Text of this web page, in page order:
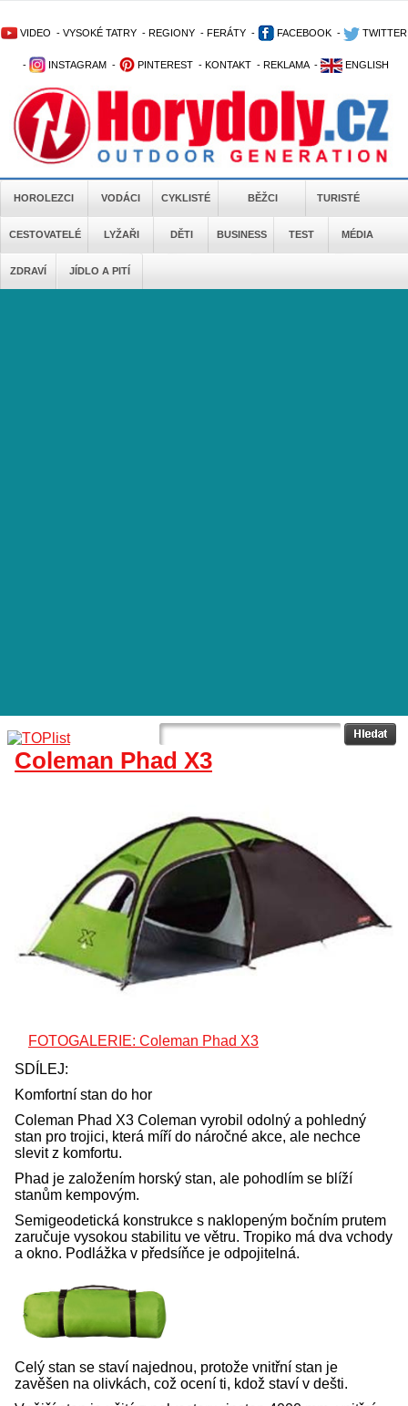
VIDEO - VYSOKÉ TATRY - REGIONY - FERÁTY - FACEBOOK - TWITTER
- INSTAGRAM - PINTEREST - KONTAKT - REKLAMA - ENGLISH
HOROLEZCI VODÁCI CYKLISTÉ BĚŽCI TURISTÉ
CESTOVATELÉ LYŽAŘI DĚTI BUSINESS TEST MÉDIA
ZDRAVÍ JÍDLO A PITÍ
Coleman Phad X3
FOTOGALERIE: Coleman Phad X3
SDÍLEJ:
Komfortní stan do hor
Coleman Phad X3 Coleman vyrobil odolný a pohledný
stan pro trojici, která míří do náročné akce, ale nechce
slevit z komfortu.
Phad je založením horský stan, ale pohodlím se blíží
stanům kempovým.
Semigeodetická konstrukce s naklopeným bočním prutem
zaručuje vysokou stabilitu ve větru. Tropiko má dva vchody
a okno. Podlážka v předsíňce je odpojitelná.
Celý stan se staví najednou, protože vnitřní stan je
zavěšen na olivkách, což ocení ti, kdož staví v dešti.